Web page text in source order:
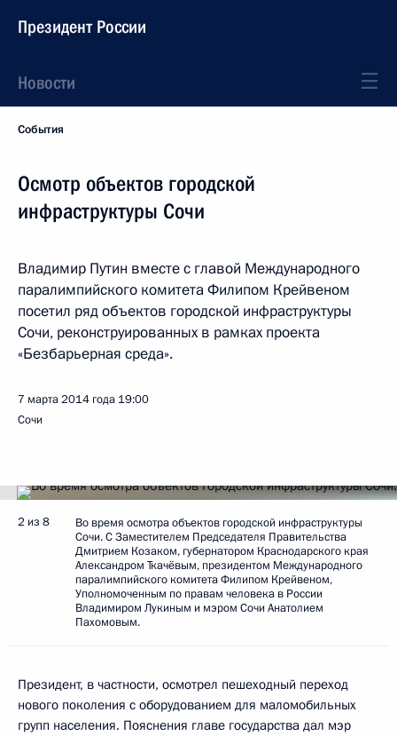
Президент России
Новости
События
Осмотр объектов городской
инфраструктуры Сочи
Владимир Путин вместе с главой Международного
паралимпийского комитета Филипом Крейвеном
посетил ряд объектов городской инфраструктуры
Сочи, реконструированных в рамках проекта
«Безбарьерная среда».
7 марта 2014 года 19:00
Сочи
2 из 8
Во время осмотра объектов городской инфраструктуры
Сочи. С Заместителем Председателя Правительства
Дмитрием Козаком, губернатором Краснодарского края
Александром Ткачёвым, президентом Международного
паралимпийского комитета Филипом Крейвеном,
Уполномоченным по правам человека в России
Владимиром Лукиным и мэром Сочи Анатолием
Пахомовым.
Президент, в частности, осмотрел пешеходный переход
нового поколения с оборудованием для маломобильных
групп населения. Пояснения главе государства дал мэр